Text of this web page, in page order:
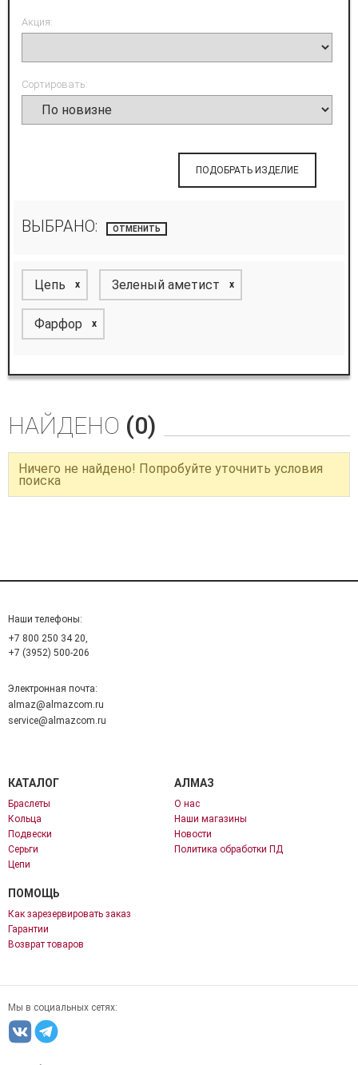
Акция:
Сортировать:
ПОДОБРАТЬ ИЗДЕЛИЕ
ВЫБРАНО: ОТМЕНИТЬ
Цепь x Зеленый аметист x
Фарфор x
НАЙДЕНО (0)
Ничего не найдено! Попробуйте уточнить условия
поиска
Наши телефоны:
+7 800 250 34 20,
+7 (3952) 500-206
Электронная почта:
almaz@almazcom.ru
service@almazcom.ru
КАТАЛОГ
Браслеты
Кольца
Подвески
Серьги
Цепи
АЛМАЗ
О нас
Наши магазины
Новости
Политика обработки ПД
ПОМОЩЬ
Как зарезервировать заказ
Гарантии
Возврат товаров
Мы в социальных сетях: